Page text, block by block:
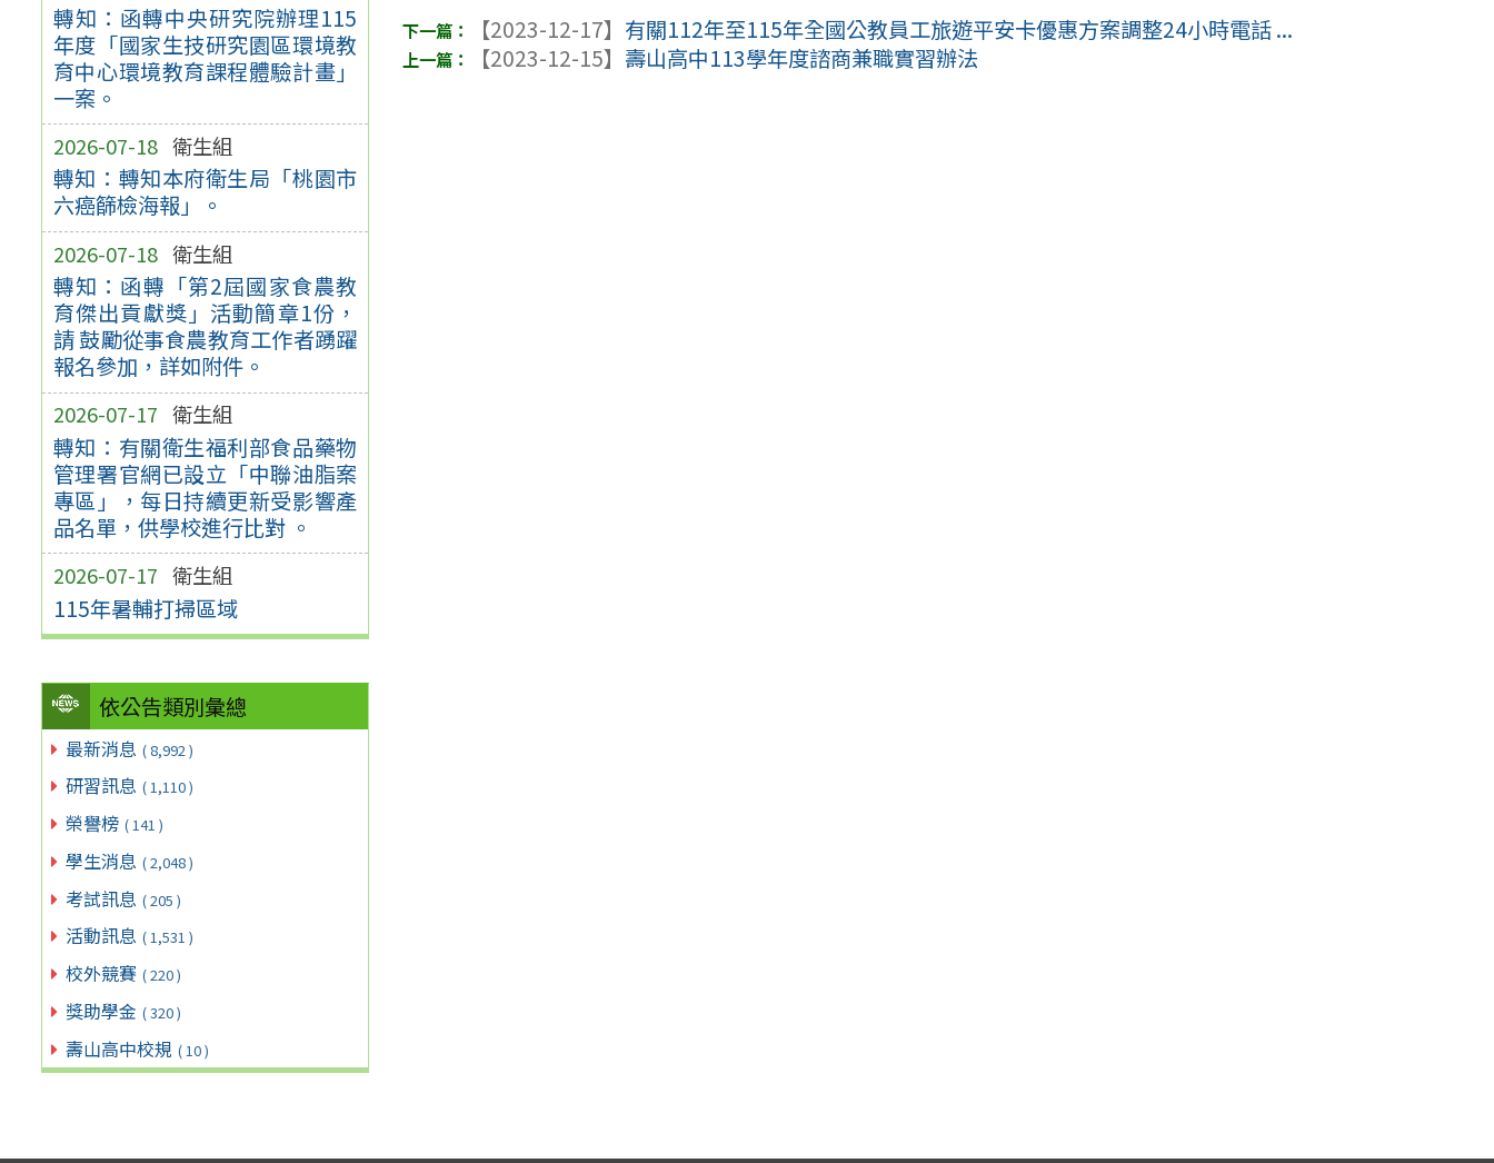
轉知：函轉中央研究院辦理115
年度「國家生技研究園區環境教
育中心環境教育課程體驗計畫」
一案。
2026-07-18 衛生組
轉知：轉知本府衛生局「桃園市
六癌篩檢海報」。
2026-07-18 衛生組
轉知：函轉「第2屆國家食農教
育傑出貢獻獎」活動簡章1份，
請 鼓勵從事食農教育工作者踴躍
報名參加，詳如附件。
2026-07-17 衛生組
轉知：有關衛生福利部食品藥物
管理署官網已設立「中聯油脂案
專區」，每日持續更新受影響產
品名單，供學校進行比對 。
2026-07-17 衛生組
115年暑輔打掃區域
依公告類別彙總
最新消息 ( 8,992 )
研習訊息 ( 1,110 )
榮譽榜 ( 141 )
學生消息 ( 2,048 )
考試訊息 ( 205 )
活動訊息 ( 1,531 )
校外競賽 ( 220 )
獎助學金 ( 320 )
壽山高中校規 ( 10 )
【2023-12-17】 有關112年至115年全國公教員工旅遊平安卡優惠方案調整24小時電話 ...
【2023-12-15】 壽山高中113學年度諮商兼職實習辦法